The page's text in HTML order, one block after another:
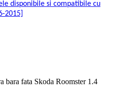
disponibile si compatibile cu
2015]
bara fata Skoda Roomster 1.4